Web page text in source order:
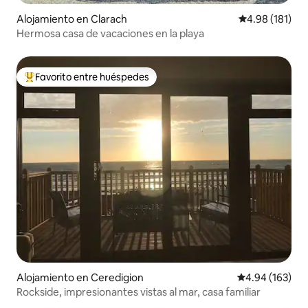
Alojamiento en Clarach Calificación
4.98 (181)
Hermosa casa de vacaciones en la playa
Favorito entre huéspedes preferido
Favorito entre huéspedes
Alojamiento en Ceredigion Calificación
4.94 (163)
Rockside, impresionantes vistas al mar, casa familiar